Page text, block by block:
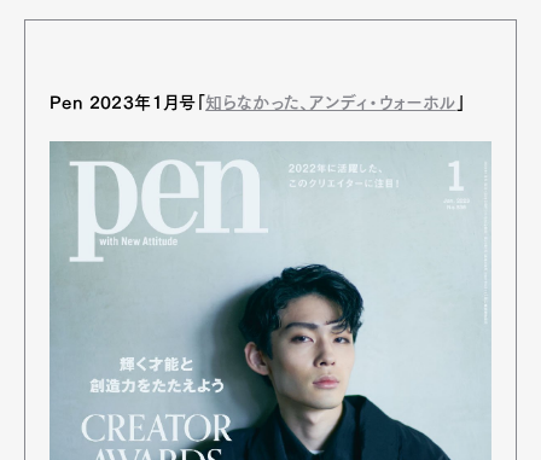
Pen 2023年1月号「 知らなかった、アンディ・ウォーホル